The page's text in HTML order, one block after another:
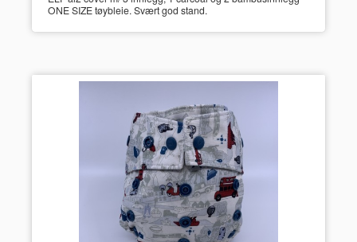
ONE SIZE tøybleie. Svært god stand.